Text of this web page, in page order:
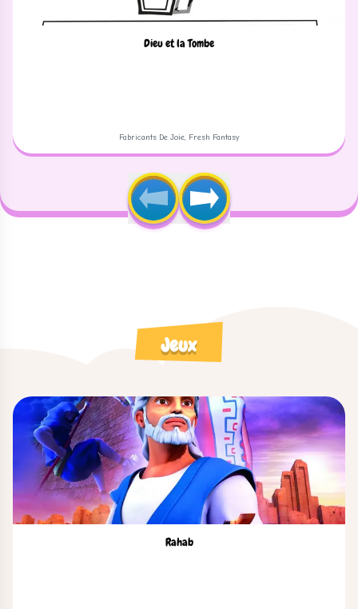
Dieu et la Tombe
Fabricants De Joie, Fresh Fantasy
Jeux
Rahab